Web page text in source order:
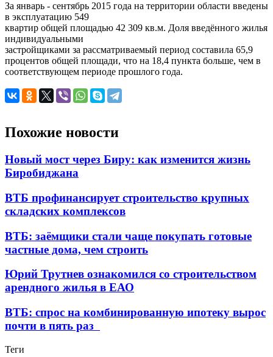
За январь - сентябрь 2015 года на территории области введены
в эксплуатацию 549
квартир общей площадью 42 309 кв.м. Доля введённого жилья
индивидуальными
застройщиками за рассматриваемый период составила 65,9
процентов общей площади, что на 18,4 пункта больше, чем в
соответствующем периоде прошлого года.
Похожие новости
Новый мост через Биру: как изменится жизнь
Биробиджана
ВТБ профинансирует строительство крупных
складских комплексов
ВТБ: заёмщики стали чаще покупать готовые
частные дома, чем строить
Юрий Трутнев ознакомился со строительством
арендного жилья в ЕАО
ВТБ: спрос на комбинированную ипотеку вырос
почти в пять раз
Теги